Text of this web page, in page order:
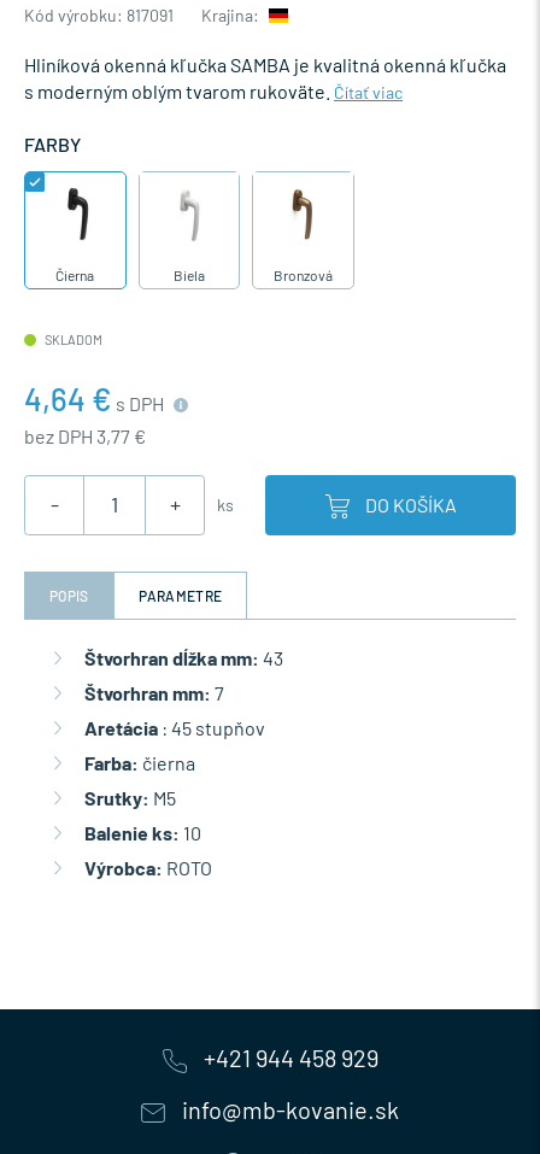
Kód výrobku: 817091 Krajina:
Hliníková okenná kľučka SAMBA je kvalitná okenná kľučka
s moderným oblým tvarom rukoväte. Čítať viac
FARBY
Čierna Biela Bronzová
SKLADOM
4,64 € s DPH
bez DPH 3,77 €
- + ks DO KOŠÍKA
POPIS PARAMETRE
Štvorhran dĺžka mm: 43
Štvorhran mm: 7
Aretácia : 45 stupňov
Farba: čierna
Srutky: M5
Balenie ks: 10
Výrobca: ROTO
+421 944 458 929
info@mb-kovanie.sk